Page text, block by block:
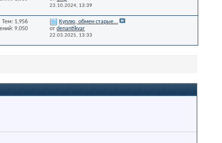
23.10.2024, 13:39
Тем: 1,956
9,050
Куплю, обмен старые...
отdenantikvar
22.03.2025, 13:33